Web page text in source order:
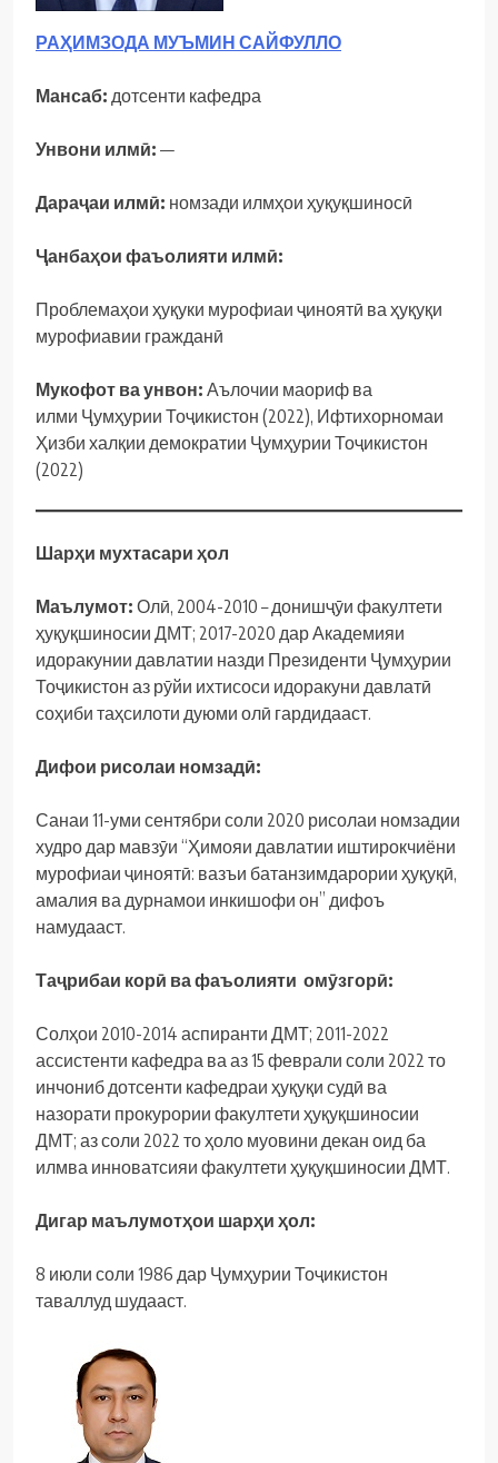
РАҲИМЗОДА МУЪМИН САЙФУЛЛО
Мансаб: дотсенти кафедра
Унвони илмӣ: —
Дараҷаи илмӣ: номзади илмҳои ҳуқуқшиносӣ
Ҷанбаҳои фаъолияти илмӣ:
Проблемаҳои ҳуқуки мурофиаи ҷиноятӣ ва ҳуқуқи
мурофиавии гражданӣ
Мукофот ва унвон: Аълочии маориф ва
илми Ҷумҳурии Тоҷикистон (2022), Ифтихорномаи
Ҳизби халқии демократии Ҷумҳурии Тоҷикистон
(2022)
Шарҳи мухтасари ҳол
Маълумот: Олӣ, 2004-2010 – донишҷӯи факултети
ҳуқуқшиносии ДМТ; 2017-2020 дар Академияи
идоракунии давлатии назди Президенти Ҷумҳурии
Тоҷикистон аз рӯйи ихтисоси идоракуни давлатӣ
соҳиби таҳсилоти дуюми олӣ гардидааст.
Дифои рисолаи номзадӣ:
Санаи 11-уми сентябри соли 2020 рисолаи номзадии
худро дар мавзӯи “Ҳимояи давлатии иштирокчиёни
мурофиаи ҷиноятӣ: вазъи батанзимдарории ҳуқуқӣ,
амалия ва дурнамои инкишофи он” дифоъ
намудааст.
Таҷрибаи корӣ ва фаъолияти омӯзгорӣ:
Солҳои 2010-2014 аспиранти ДМТ; 2011-2022
ассистенти кафедра ва аз 15 феврали соли 2022 то
инчониб дотсенти кафедраи ҳуқуқи судӣ ва
назорати прокурории факултети ҳуқуқшиносии
ДМТ; аз соли 2022 то ҳоло муовини декан оид ба
илмва инноватсияи факултети ҳуқуқшиносии ДМТ.
Дигар маълумотҳои шарҳи ҳол:
8 июли соли 1986 дар Ҷумҳурии Тоҷикистон
таваллуд шудааст.